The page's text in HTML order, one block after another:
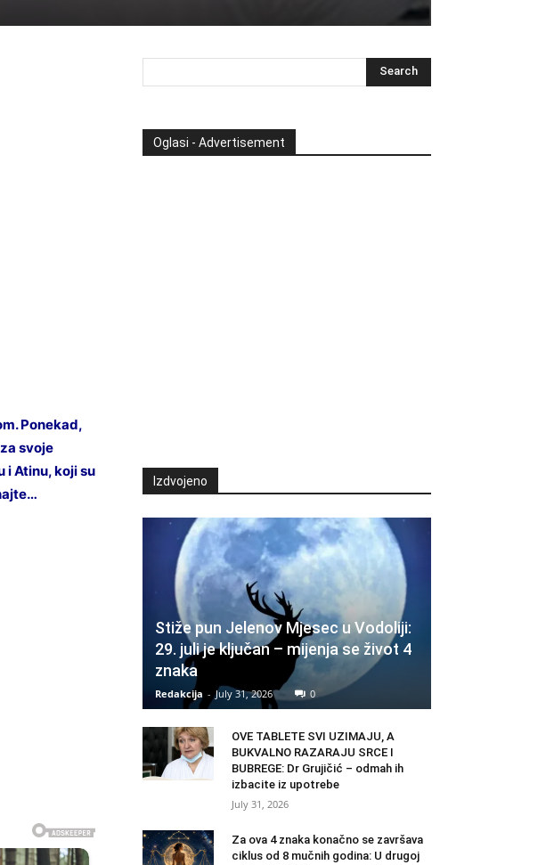
Ponekad,
svoje
i Atinu, koji su
Oglasi - Advertisement
Izdvojeno
Stiže pun Jelenov Mjesec u Vodoliji:
29. juli je ključan – mijenja se život 4
znaka
Redakcija - July 31, 2026 0
OVE TABLETE SVI UZIMAJU, A
BUKVALNO RAZARAJU SRCE I
BUBREGE: Dr Grujičić – odmah ih
izbacite iz upotrebe
July 31, 2026
Za ova 4 znaka konačno se završava
ciklus od 8 mučnih godina: U drugoj